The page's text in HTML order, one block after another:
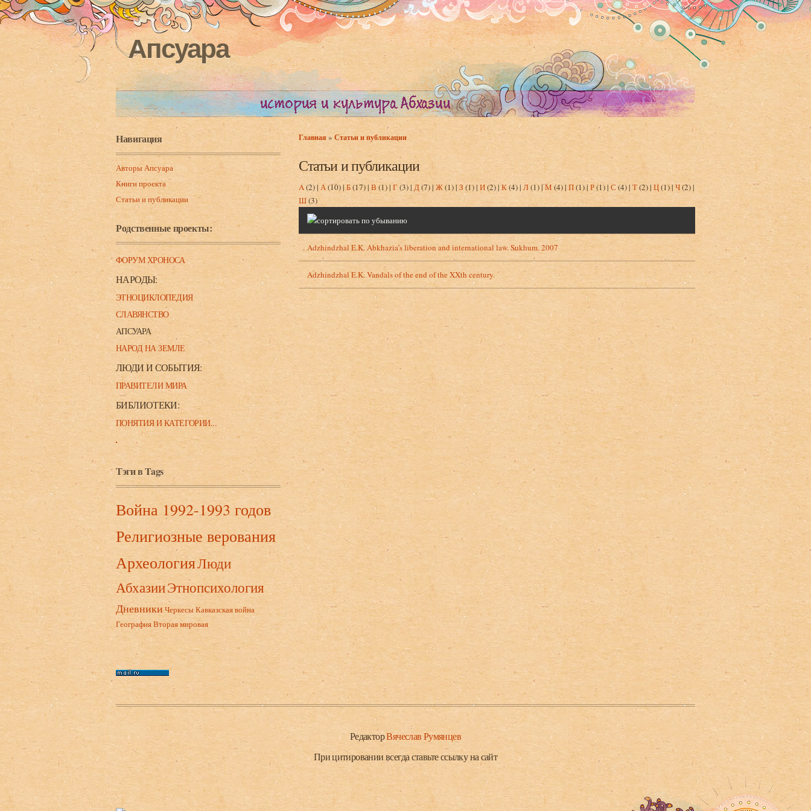
Апсуара
Навигация
Авторы Апсуара
Книги проекта
Статьи и публикации
Родственные проекты:
ФОРУМ ХРОНОСА
НАРОДЫ:
ЭТНОЦИКЛОПЕДИЯ
СЛАВЯНСТВО
АПСУАРА
НАРОД НА ЗЕМЛЕ
ЛЮДИ И СОБЫТИЯ:
ПРАВИТЕЛИ МИРА
БИБЛИОТЕКИ:
ПОНЯТИЯ И КАТЕГОРИИ...
Тэги в Tags
Война 1992-1993 годов
Религиозные верования
АрхеологияЛюди
АбхазииЭтнопсихология
Дневники ЧеркесыКавказская война
ГеографияВторая мировая
Вы здесь
Главная» Статьи и публикации
Статьи и публикации
A(2)| А(10)| Б(17)|В (1)| Г (3)| Д(7)| Ж(1)|З (1)| И(2)| К(4)| Л(1)|М(4)| П(1)| Р(1)| С (4)| Т(2)| Ц(1)| Ч(2)|
Ш(3)
Adzhindzhal E.K. Abkhazia’s liberation and international law. Sukhum. 2007
Adzhindzhal E.K. Vandals of the end of the XXth century.
Нижний колонтитул
РедакторВячеслав Румянцев
При цитировании всегда ставьте ссылку на сайт